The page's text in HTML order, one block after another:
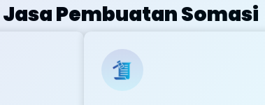
Pembuatan Somasi